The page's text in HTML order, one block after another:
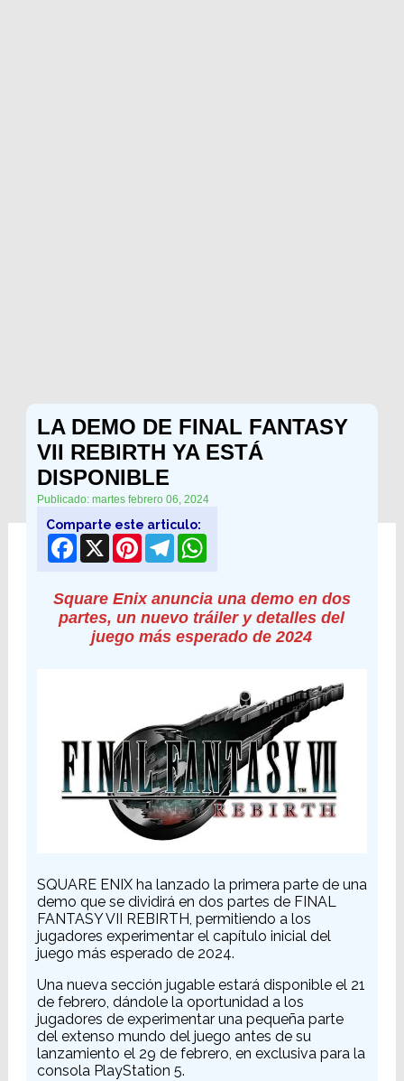
LA DEMO DE FINAL FANTASY
VII REBIRTH YA ESTÁ
DISPONIBLE
Publicado: martes febrero 06, 2024
Comparte este articulo:
Facebook PinterestTelegram
Square Enix anuncia una demo en dos
partes, un nuevo tráiler y detalles del
juego más esperado de 2024
SQUARE ENIX ha lanzado la primera parte de una
demo que se dividirá en dos partes de FINAL
FANTASY VII REBIRTH, permitiendo a los
jugadores experimentar el capítulo inicial del
juego más esperado de 2024.
Una nueva sección jugable estará disponible el 21
de febrero, dándole la oportunidad a los
jugadores de experimentar una pequeña parte
del extenso mundo del juego antes de su
lanzamiento el 29 de febrero, en exclusiva para la
consola PlayStation 5.